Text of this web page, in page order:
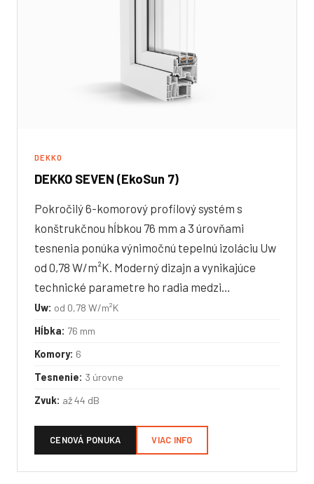
DEKKO
DEKKO SEVEN (EkoSun 7)
Pokročilý 6-komorový profilový systém s
konštrukčnou hĺbkou 76 mm a 3 úrovňami
tesnenia ponúka výnimočnú tepelnú izoláciu Uw
od 0,78 W/m²K. Moderný dizajn a vynikajúce
technické parametre ho radia medzi…
Uw: od 0,78 W/m²K
Hĺbka: 76 mm
Komory: 6
Tesnenie: 3 úrovne
Zvuk: až 44 dB
CENOVÁ PONUKA VIAC INFO